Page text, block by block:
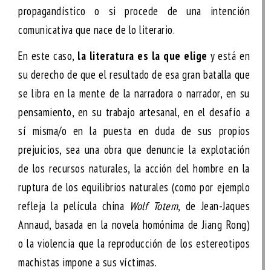
propagandístico o si procede de una intención
comunicativa que nace de lo literario.
En este caso, la literatura es la que elige y está en
su derecho de que el resultado de esa gran batalla que
se libra en la mente de la narradora o narrador, en su
pensamiento, en su trabajo artesanal, en el desafío a
sí misma/o en la puesta en duda de sus propios
prejuicios, sea una obra que denuncie la explotación
de los recursos naturales, la acción del hombre en la
ruptura de los equilibrios naturales (como por ejemplo
refleja la película china Wolf Totem, de Jean-Jaques
Annaud, basada en la novela homónima de Jiang Rong)
o la violencia que la reproducción de los estereotipos
machistas impone a sus víctimas.